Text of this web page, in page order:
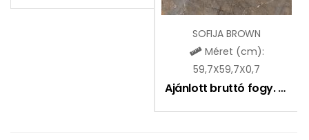
SOFIJA BROWN
Méret (cm):
59,7X59,7X0,7
Ajánlott bruttó fogy. ár: